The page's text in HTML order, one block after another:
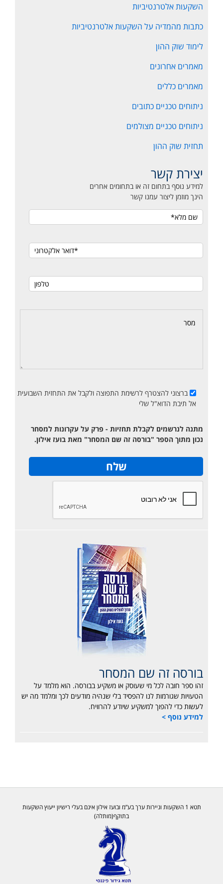
השקעות אלטרנטיביות
כתבות מהמדיה על השקעות אלטרנטיביות
לימוד שוק ההון
מאמרים אחרונים
מאמרים כללים
ניתוחים טכניים כתובים
ניתוחים טכניים מצולמים
תחזית שוק ההון
יצירת קשר
למידע נוסף בתחום זה או בתחומים אחרים
הינך מוזמן ליצור עמנו קשר
ברצוני להצטרף לרשימת התפוצה ולקבל את התחזית השבועית
אל תיבת הדוא"ל שלי
מתנה לנרשמים לקבלת תחזיות - פרק על עקרונות למסחר
נכון מתוך הספר "בורסה זה שם המסחר" מאת בועז אילון.
בורסה זה שם המסחר
זהו ספר חובה לכל מי שעוסק או משקיע בבורסה. הוא מלמד על
הטעויות שגורמות לנו להפסיד בלי שנהיה מודעים לכך ומלמד מה יש
לעשות כדי להפוך למשקיע שיודע להרוויח.
למידע נוסף >
תטא 1 השקעות וניירות ערך בע”מ ובועז אילון אינם בעלי רישיון ייעוץ השקעות
בתוקף(מותלה)